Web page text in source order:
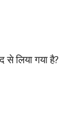
से लिया गया है?